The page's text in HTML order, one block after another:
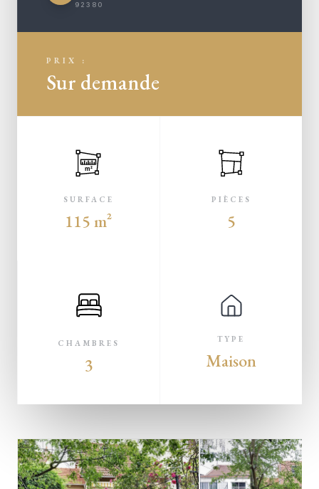
92380
PRIX :
Sur demande
m²
SURFACE
115 m²
PIÈCES
5
CHAMBRES
3
TYPE
Maison